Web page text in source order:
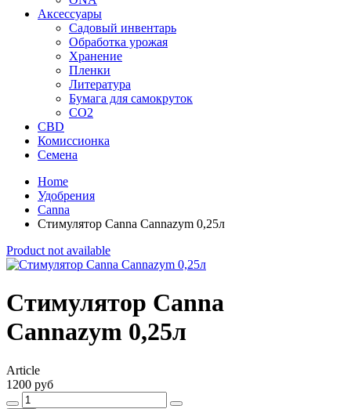
Аксессуары
Садовый инвентарь
Обработка урожая
Хранение
Пленки
Литература
Бумага для самокруток
CO2
CBD
Комисcионка
Семена
Home
Удобрения
Canna
Стимулятор Canna Cannazym 0,25л
Product not available
Стимулятор Canna
Cannazym 0,25л
Article
1200 руб